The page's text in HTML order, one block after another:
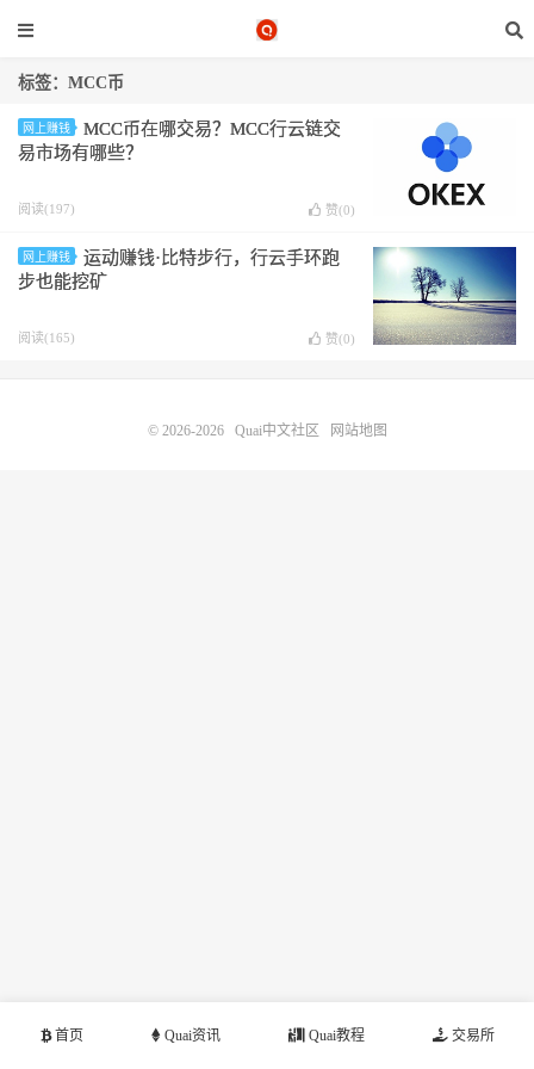
标签：MCC币
网上赚钱
MCC币在哪交易？MCC行云链交
易市场有哪些？
阅读(197) 赞(0)
网上赚钱
运动赚钱·比特步行，行云手环跑
步也能挖矿
阅读(165) 赞(0)
首页 Quai资讯 Quai教程 交易所
© 2026-2026 Quai中文社区 网站地图